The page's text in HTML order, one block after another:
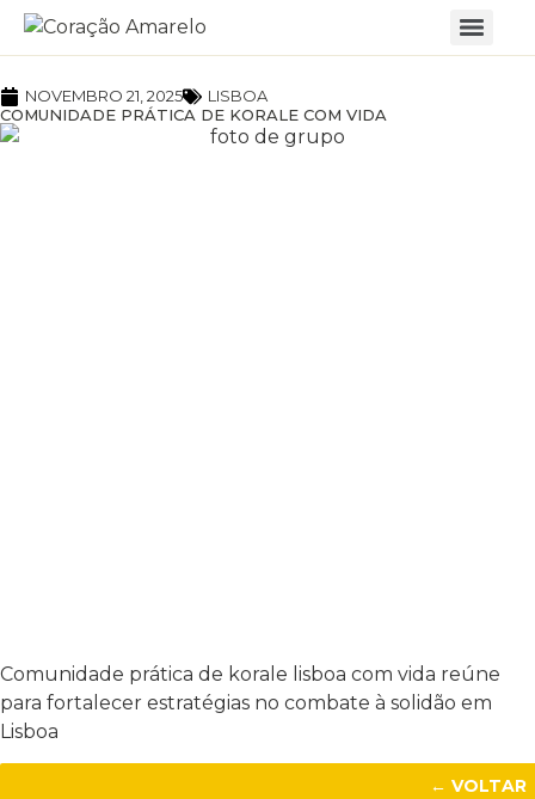
NOVEMBRO 21, 2025
LISBOA
COMUNIDADE PRÁTICA DE KORALE COM VIDA
Comunidade prática de korale lisboa com vida reúne
para fortalecer estratégias no combate à solidão em
Lisboa
← VOLTAR